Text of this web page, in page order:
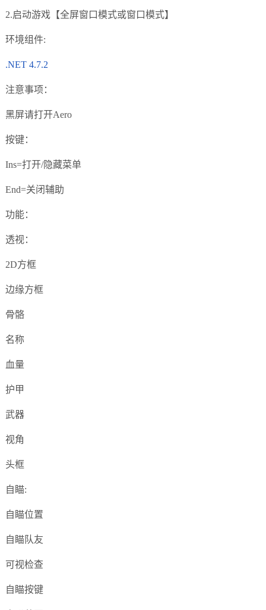
2.启动游戏【全屏窗口模式或窗口模式】
环境组件:
.NET 4.7.2
注意事项：
黑屏请打开Aero
按键：
Ins=打开/隐藏菜单
End=关闭辅助
功能：
透视：
2D方框
边缘方框
骨骼
名称
血量
护甲
武器
视角
头框
自瞄:
自瞄位置
自瞄队友
可视检查
自瞄按键